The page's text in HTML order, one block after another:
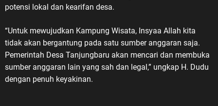
potensi lokal dan kearifan desa.
“Untuk mewujudkan Kampung Wisata, Insyaa Allah kita
tidak akan bergantung pada satu sumber anggaran saja.
Pemerintah Desa Tanjungbaru akan mencari dan membuka
sumber anggaran lain yang sah dan legal,” ungkap H. Dudu
dengan penuh keyakinan.